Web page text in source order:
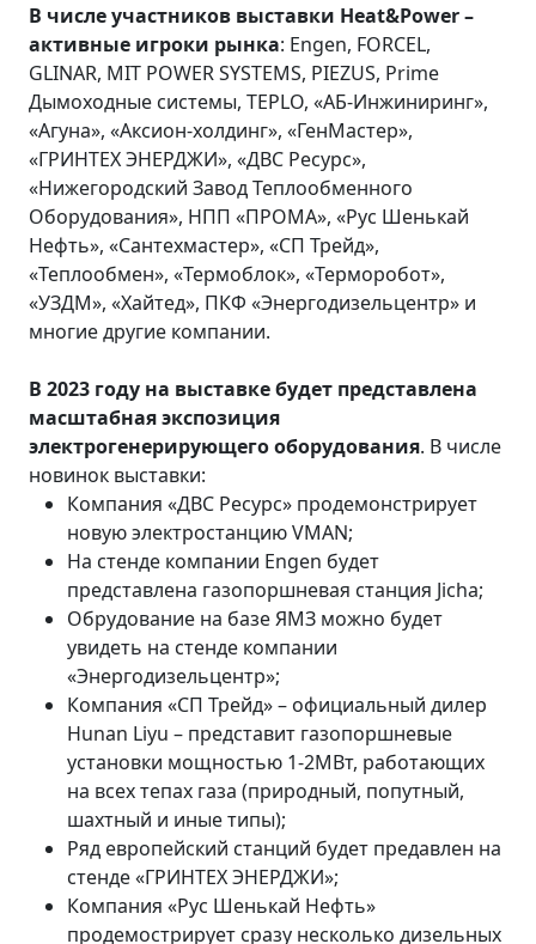
В числе участников выставки Heat&Power –
активные игроки рынка: Engen, FORCEL,
GLINAR, MIT POWER SYSTEMS, PIEZUS, Prime
Дымоходные системы, TEPLO, «АБ-Инжиниринг»,
«Агуна», «Аксион-холдинг», «ГенМастер»,
«ГРИНТЕХ ЭНЕРДЖИ», «ДВС Ресурс»,
«Нижегородский Завод Теплообменного
Оборудования», НПП «ПРОМА», «Рус Шенькай
Нефть», «Сантехмастер», «СП Трейд»,
«Теплообмен», «Термоблок», «Терморобот»,
«УЗДМ», «Хайтед», ПКФ «Энергодизельцентр» и
многие другие компании.
В 2023 году на выставке будет представлена
масштабная экспозиция
электрогенерирующего оборудования. В числе
новинок выставки:
Компания «ДВС Ресурс» продемонстрирует
новую электростанцию VMAN;
На стенде компании Engen будет
представлена газопоршневая станция Jicha;
Обрудование на базе ЯМЗ можно будет
увидеть на стенде компании
«Энергодизельцентр»;
Компания «СП Трейд» – официальный дилер
Hunan Liyu – представит газопоршневые
установки мощностью 1-2МВт, работающих
на всех тепах газа (природный, попутный,
шахтный и иные типы);
Ряд европейский станций будет предавлен на
стенде «ГРИНТЕХ ЭНЕРДЖИ»;
Компания «Рус Шенькай Нефть»
продемострирует сразу несколько дизельных